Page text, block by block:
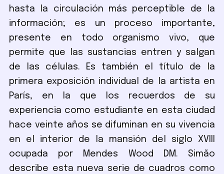
hasta la circulación más perceptible de la
información; es un proceso importante,
presente en todo organismo vivo, que
permite que las sustancias entren y salgan
de las células. Es también el título de la
primera exposición individual de la artista en
París, en la que los recuerdos de su
experiencia como estudiante en esta ciudad
hace veinte años se difuminan en su vivencia
en el interior de la mansión del siglo XVIII
ocupada por Mendes Wood DM. Simão
describe esta nueva serie de cuadros como